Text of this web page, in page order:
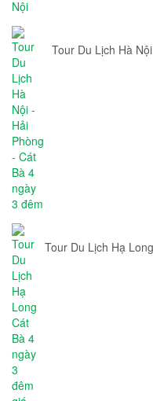
Tour Du Lịch Hà
Tour Du Lịch Hạ